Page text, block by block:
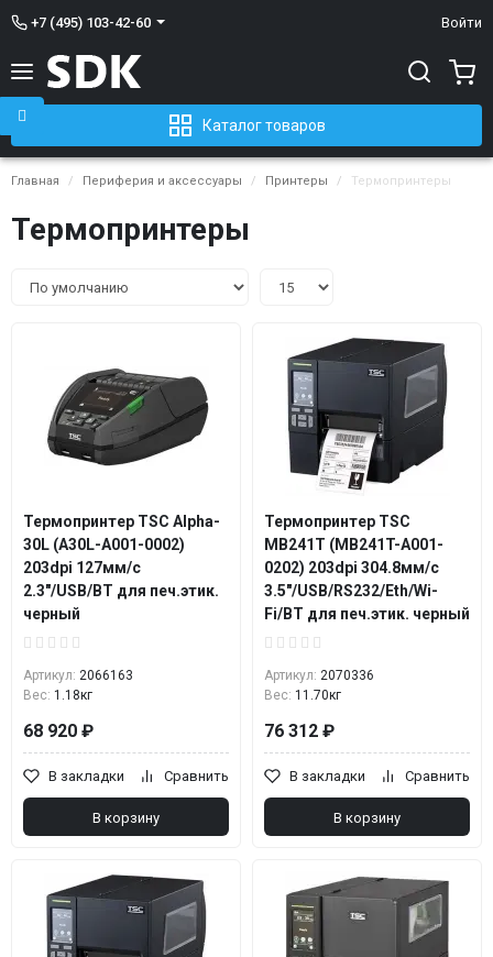
+7 (495) 103-42-60 Войти
Каталог товаров
Главная Периферия и аксессуары Принтеры Термопринтеры
Термопринтеры
Термопринтер TSC Alpha-
30L (A30L-A001-0002)
203dpi 127мм/с
2.3"/USB/BT для печ.этик.
черный
Артикул: 2066163
Вес: 1.18кг
68 920 ₽
В закладки Сравнить
В корзину
Термопринтер TSC
MB241T (MB241T-A001-
0202) 203dpi 304.8мм/с
3.5"/USB/RS232/Eth/Wi-
Fi/BT для печ.этик. черный
Артикул: 2070336
Вес: 11.70кг
76 312 ₽
В закладки Сравнить
В корзину